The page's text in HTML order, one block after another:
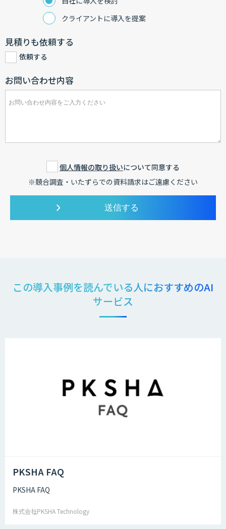
クライアントに導入を提案
見積りも依頼する
依頼する
お問い合わせ内容
個人情報の取り扱いについて同意する
※競合調査・いたずらでの資料請求はご遠慮ください
この導入事例を読んでいる人におすすめのAI
サービス
PKSHA FAQ
PKSHA FAQ
株式会社PKSHA Technology